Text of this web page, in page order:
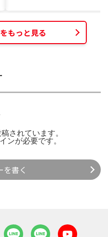
もっと見る
されています。
ンが必要です。
を書く